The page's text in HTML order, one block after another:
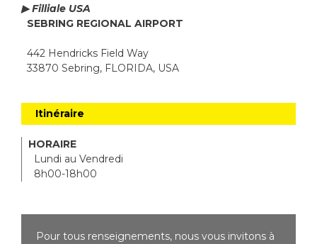
▶ Filliale USA
SEBRING REGIONAL AIRPORT
442 Hendricks Field Way
33870 Sebring, FLORIDA, USA
Itinéraire
HORAIRE
Lundi au Vendredi
8h00-18h00
Pour tous renseignements, nous vous invitons à